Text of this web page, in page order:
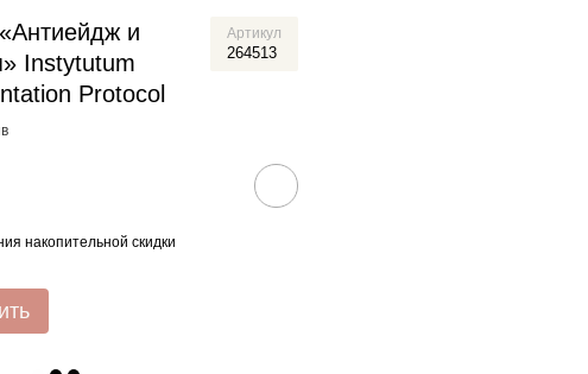
и
Instytutum
Protocol
Артикул
264513
накопительной скидки